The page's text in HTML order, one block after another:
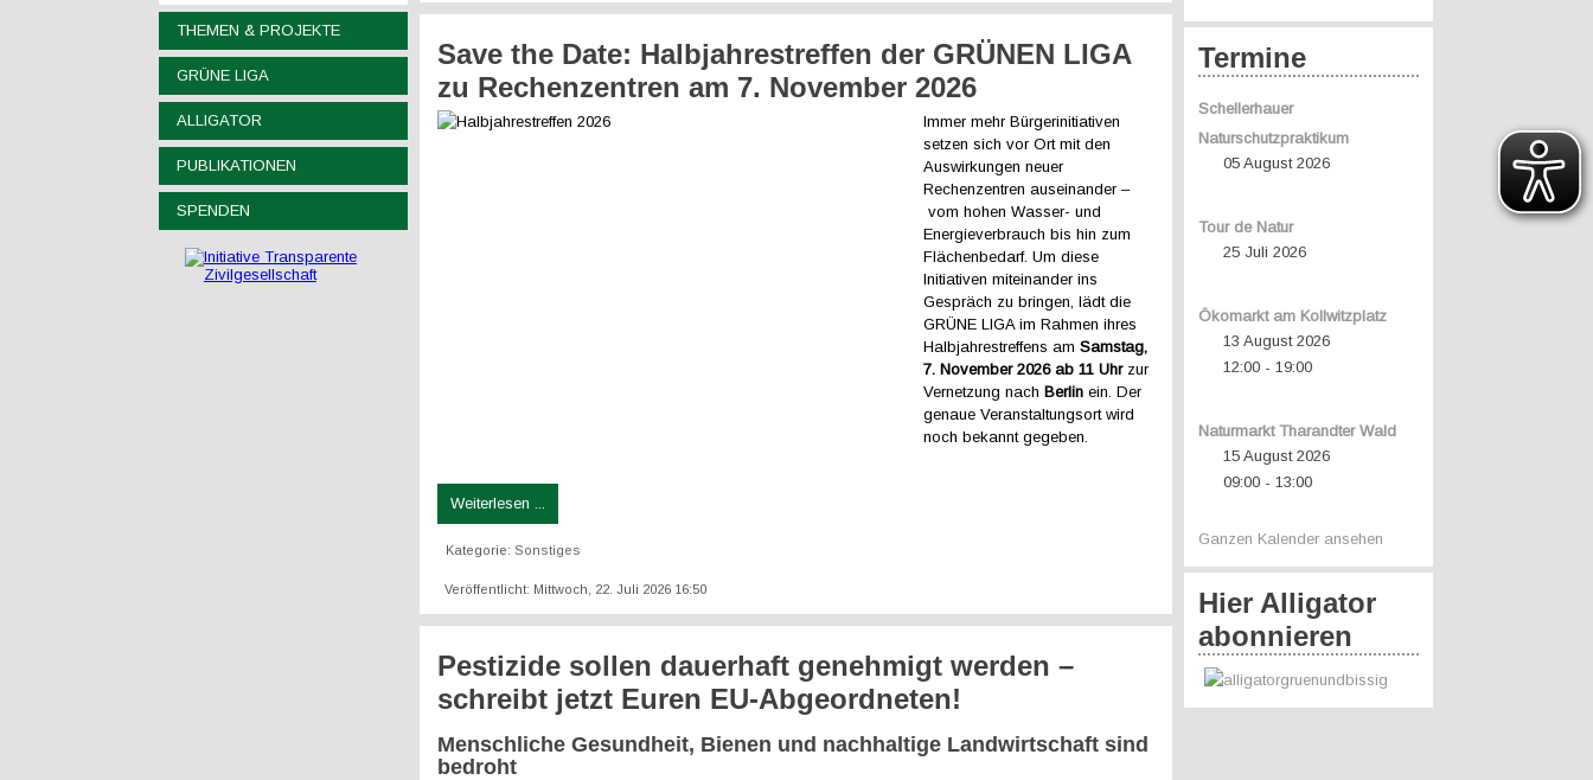
THEMEN & PROJEKTE
GRÜNE LIGA
ALLIGATOR
PUBLIKATIONEN
SPENDEN
Save the Date: Halbjahrestreffen der GRÜNEN LIGA
zu Rechenzentren am 7. November 2026
Immer mehr Bürgerinitiativen
setzen sich vor Ort mit den
Auswirkungen neuer
Rechenzentren auseinander –
vom hohen Wasser- und
Energieverbrauch bis hin zum
Flächenbedarf. Um diese
Initiativen miteinander ins
Gespräch zu bringen, lädt die
GRÜNE LIGA im Rahmen ihres
Halbjahrestreffens amSamstag,
7. November 2026 ab 11 Uhrzur
Vernetzung nach Berlin ein. Der
genaue Veranstaltungsort wird
noch bekannt gegeben.
Weiterlesen ...
Kategorie:Sonstiges
Veröffentlicht: Mittwoch, 22. Juli 2026 16:50
Pestizide sollen dauerhaft genehmigt werden –
schreibt jetzt Euren EU-Abgeordneten!
Menschliche Gesundheit, Bienen und nachhaltige Landwirtschaft sind
bedroht
Termine
Schellerhauer
Naturschutzpraktikum
05 August 2026
Tour de Natur
25 Juli 2026
Ökomarkt am Kollwitzplatz
13 August 2026
12:00 -19:00
Naturmarkt Tharandter Wald
15 August 2026
09:00 -13:00
Ganzen Kalender ansehen
Hier Alligator
abonnieren